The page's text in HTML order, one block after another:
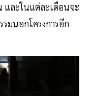
และในแต่ละเดือนจะ
มนอกโครงการอีก